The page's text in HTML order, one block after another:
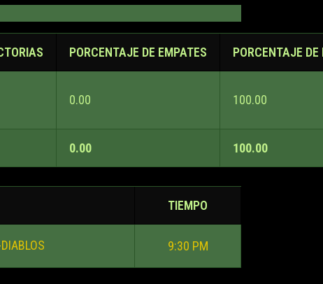
PORCENTAJE DE EMPATES PORCENTAJE DE
0.00 100.00
0.00 100.00
TIEMPO
9:30 PM